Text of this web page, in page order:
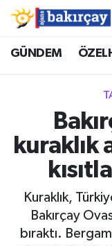
GÜNDEM
kuraklık
Kuraklık,
Bakırçay
bıraktı.
İzmir
İzmir
İzmir Trafik
Süper Lig
Tüm